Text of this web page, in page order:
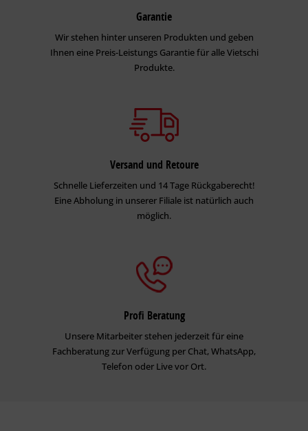
Garantie
Wir stehen hinter unseren Produkten und geben
Ihnen eine Preis-Leistungs Garantie für alle Vietschi
Produkte.
Versand und Retoure
Schnelle Lieferzeiten und 14 Tage Rückgaberecht!
Eine Abholung in unserer Filiale ist natürlich auch
möglich.
Profi Beratung
Unsere Mitarbeiter stehen jederzeit für eine
Fachberatung zur Verfügung per Chat, WhatsApp,
Telefon oder Live vor Ort.